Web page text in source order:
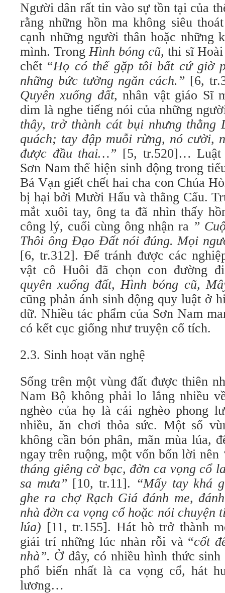
Người dân rất tin vào sự tồn tại của
rằng những hồn ma không siêu
cạnh những người thân hoặc những
mình. TrongHình bóng cũ, thi sĩ
chết “Họ có thể gặp tôi bất cứ giờ
những bức tường ngăn cách.” [6,
Quyên xuống đất,nhân vật giáo Sĩ
dim là nghe tiếng nói của những
thây, trở thành cát bụi nhưng thằng
quách; tay đập muỗi rừng, nó cười,
được đầu thai…” [5, tr.520]… Luật
Sơn Nam thể hiện sinh động trong
Bá Vạn giết chết hai cha con Chúa
bị hại bởi Mười Hấu và thằng Cẩu.
mắt xuôi tay, ông ta đã nhìn thấy
công lý, cuối cùng ông nhận ra ”
Thôi ông Đạo Đất nói đúng. Mọi
[6, tr.312]. Để tránh được các
vật cô Huôi đã chọn con đường
quyên xuống đất, Hình bóng cũ,
cũng phản ánh sinh động quy luật ở
dữ. Nhiều tác phẩm của Sơn Nam
có kết cục giống như truyện cổ tích.
2.3. Sinh hoạt văn nghệ
Sống trên một vùng đất được thiên
Nam Bộ không phải lo lắng nhiều
nghèo của họ là cái nghèo phong
nhiều, ăn chơi thỏa sức. Một số
không cần bón phân, mãn mùa lúa,
ngay trên ruộng, một vốn bốn lời nên
tháng giêng cờ bạc, đờn ca vọng cổ
sa mưa” [10, tr.11]. “Mấy tay khá
ghe ra chợ Rạch Giá đánh me,
nhà đờn ca vọng cổ hoặc nói chuyện
lúa) [11, tr.155]. Hát hò trở thành
giải trí những lúc nhàn rỗi và “cốt
nhà”. Ở đây, có nhiều hình thức
phổ biến nhất là ca vọng cổ, hát
lương…